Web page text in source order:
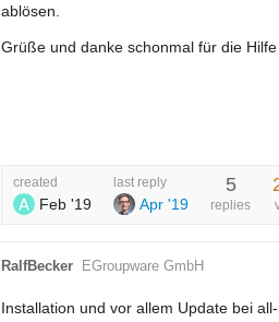
ablösen.
Grüße und danke schonmal für die Hilfe
created
Feb '19
last reply
Apr '19
5
replies
RalfBecker EGroupware GmbH
Installation und vor allem Update bei